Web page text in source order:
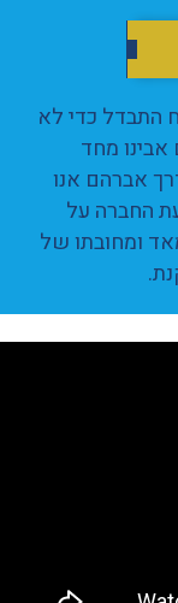
התבדל כדי לא
מחד
אברהם אנו
החברה על
ומחובתו של